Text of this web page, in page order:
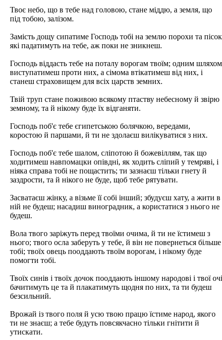
Твоє небо, що в тебе над головою, стане міддю, а земля, що
під тобою, залізом.
Замість дощу сипатиме Господь тобі на землю порохи та
які падатимуть на тебе, аж поки не зникнеш.
Господь віддасть тебе на поталу ворогам твоїм; одним шляхом
виступатимеш проти них, а сімома втікатимеш від них, і
станеш страховищем для всіх царств земних.
Твій труп стане поживою всякому птаству небесному й звірю
земному, та й нікому буде їх відганяти.
Господь поб'є тебе єгипетською болячкою, вередами,
коростою й паршами, й ти не здолаєш вилікуватися з них.
Господь поб'є тебе шалом, сліпотою й божевіллям, так що
ходитимеш навпомацки опівдні, як ходить сліпий у темряві, і
ніяка справа тобі не пощастить; ти зазнаєш тільки гнету й
заздрости, та й нікого не буде, щоб тебе рятувати.
Засватаєш жінку, а візьме її собі інший; збудуєш хату, а жити в
ній не будеш; насадиш виноградник, а користатися з нього не
будеш.
Вола твого заріжуть перед твоїми очима, й ти не їстимеш з
нього; твого осла заберуть у тебе, й він не повернеться більше
тобі; твоїх овець пооддають твоїм ворогам, і нікому буде
помогти тобі.
Твоїх синів і твоїх дочок пооддають іншому народові і твої очі
бачитимуть це та й плакатимуть щодня по них, та ти будеш
безсильний.
Врожай із твого поля й усю твою працю їстиме народ, якого
ти не знаєш; а тебе будуть повсякчасно тільки гнітити й
утискати.